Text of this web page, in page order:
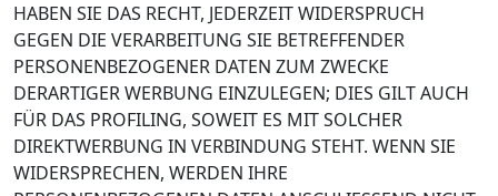
HABEN SIE DAS RECHT, JEDERZEIT WIDERSPRUCH
GEGEN DIE VERARBEITUNG SIE BETREFFENDER
PERSONENBEZOGENER DATEN ZUM ZWECKE
DERARTIGER WERBUNG EINZULEGEN; DIES GILT AUCH
FÜR DAS PROFILING, SOWEIT ES MIT SOLCHER
DIREKTWERBUNG IN VERBINDUNG STEHT. WENN SIE
WIDERSPRECHEN, WERDEN IHRE